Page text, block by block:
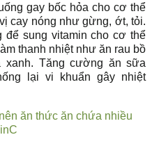
gay bốc hỏa cho cơ thể
cay nóng như gừng, ớt, tỏi.
để sung vitamin cho cơ thể
thanh nhiệt như ăn rau bồ
xanh. Tăng cường ăn sữa
lại vi khuẩn gây nhiệt